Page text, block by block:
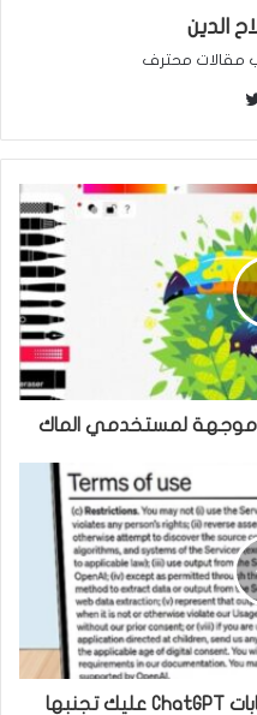
الدين
مقالات محترف
ي
ت
ر